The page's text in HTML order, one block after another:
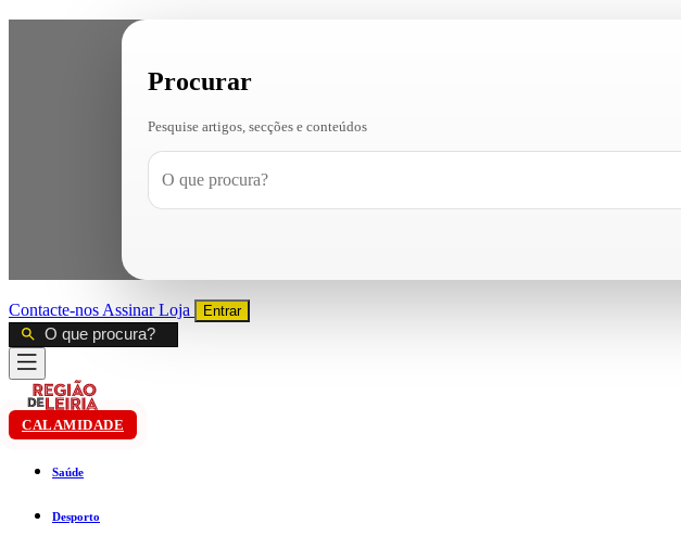
Procurar
Pesquise artigos, secções e conteúdos
Contacte-nos AssinarLoja Entrar
CALAMIDADE
Saúde
Desporto